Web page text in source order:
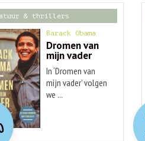
& thrillers
Barack Obama
Dromen van
mijn vader
In ‘Dromen van
mijn vader’ volgen
we ...